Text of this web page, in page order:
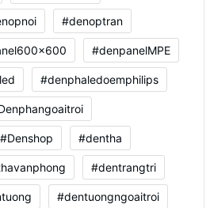
#denoptran
#denpanelMPE
#denphaledoemphilips
#Denshop #dentha
#dentrangtri
#dentuongngoaitroi